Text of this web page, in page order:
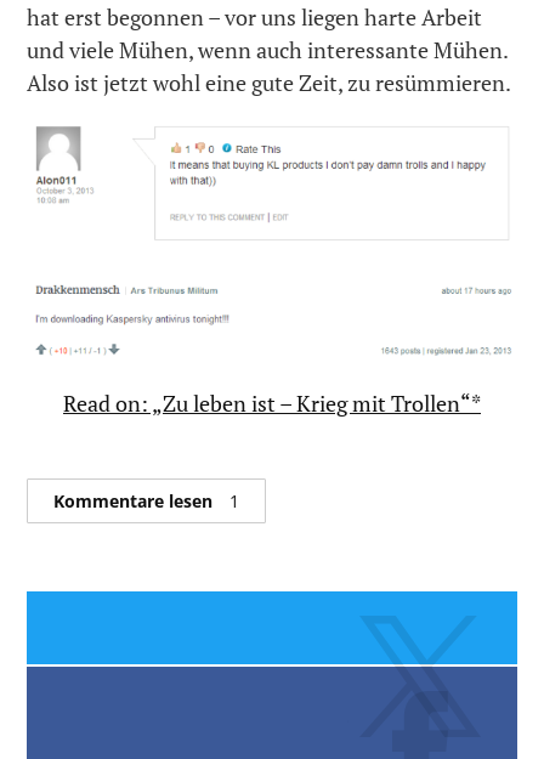
hat erst begonnen – vor uns liegen harte Arbeit
und viele Mühen, wenn auch interessante Mühen.
Also ist jetzt wohl eine gute Zeit, zu resümmieren.
Read on: „Zu leben ist – Krieg mit Trollen“*
Kommentare lesen 1